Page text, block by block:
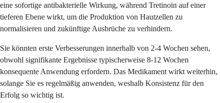
eine sofortige antibakterielle Wirkung, während Tretinoin auf einer
tieferen Ebene wirkt, um die Produktion von Hautzellen zu
normalisieren und zukünftige Ausbrüche zu verhindern.
Sie könnten erste Verbesserungen innerhalb von 2-4 Wochen sehen,
obwohl signifikante Ergebnisse typischerweise 8-12 Wochen
konsequente Anwendung erfordern. Das Medikament wirkt weiterhin,
solange Sie es regelmäßig anwenden, weshalb Konsistenz für den
Erfolg so wichtig ist.